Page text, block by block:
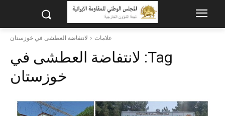
علامات لانتفاضة العطشى في خوزستان
Tag: لانتفاضة العطشى في
خوزستان